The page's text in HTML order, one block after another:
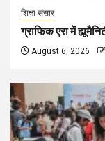
शिक्षा संसार
ग्राफिक एरा में
August 6, 2026